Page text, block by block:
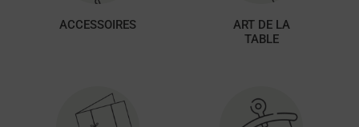
ACCESSOIRES
ART DE LA
TABLE